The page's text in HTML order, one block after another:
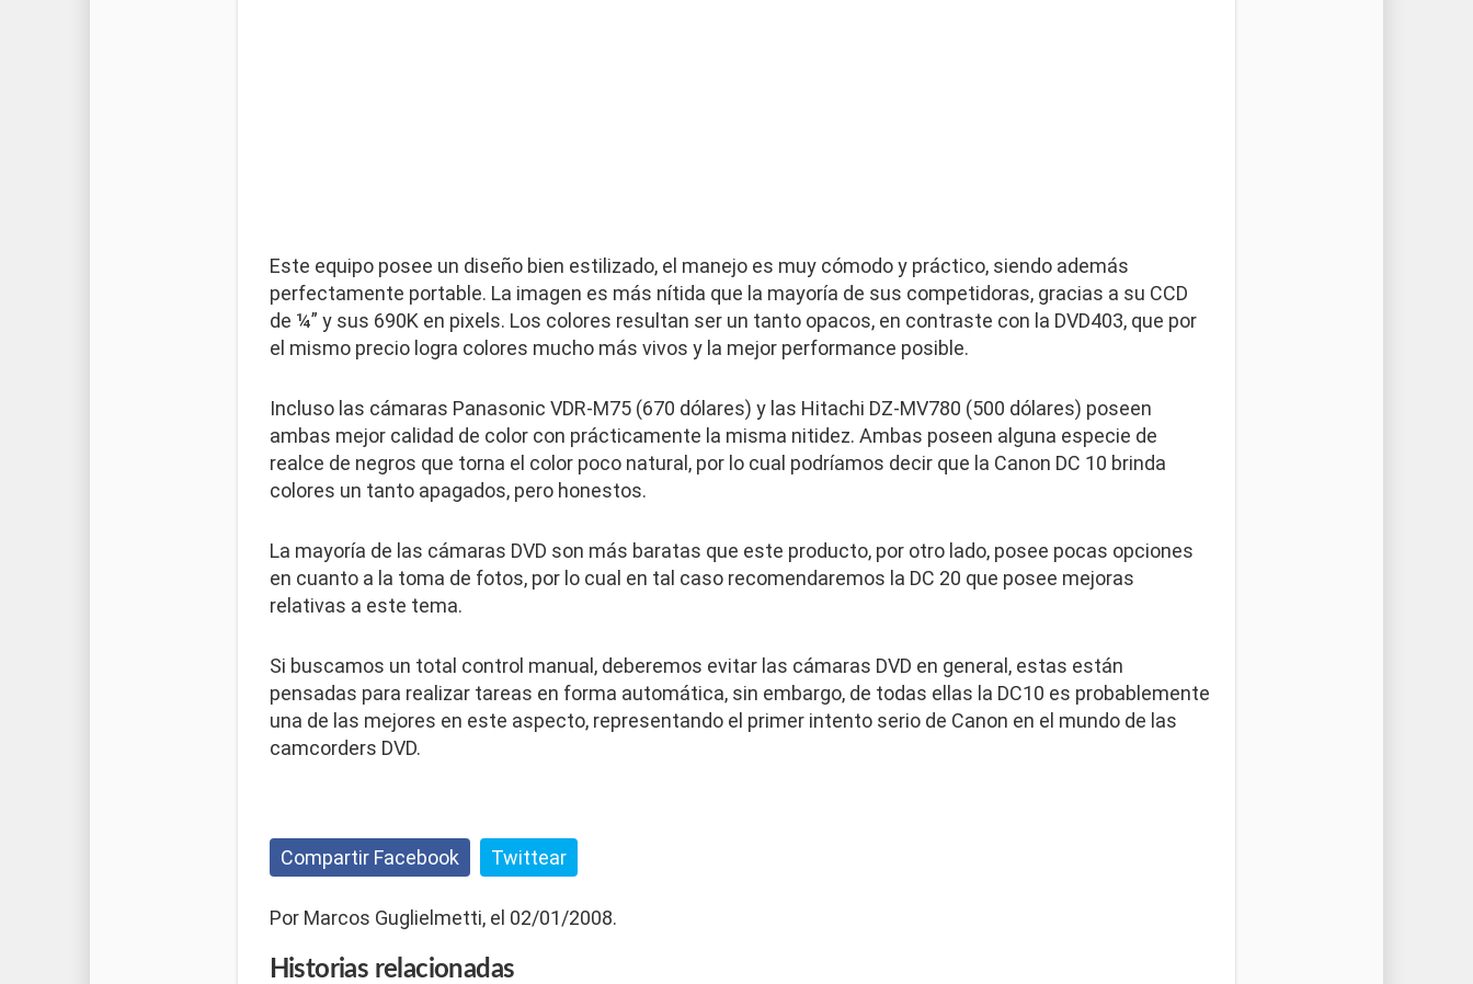
Este equipo posee un diseño bien estilizado, el manejo es muy cómodo y práctico, siendo además
perfectamente portable. La imagen es más nítida que la mayoría de sus competidoras, gracias a su CCD
de ¼” y sus 690K en pixels. Los colores resultan ser un tanto opacos, en contraste con la DVD403, que por
el mismo precio logra colores mucho más vivos y la mejor performance posible.
Incluso las cámaras Panasonic VDR-M75 (670 dólares) y las Hitachi DZ-MV780 (500 dólares) poseen
ambas mejor calidad de color con prácticamente la misma nitidez. Ambas poseen alguna especie de
realce de negros que torna el color poco natural, por lo cual podríamos decir que la Canon DC 10 brinda
colores un tanto apagados, pero honestos.
La mayoría de las cámaras DVD son más baratas que este producto, por otro lado, posee pocas opciones
en cuanto a la toma de fotos, por lo cual en tal caso recomendaremos la DC 20 que posee mejoras
relativas a este tema.
Si buscamos un total control manual, deberemos evitar las cámaras DVD en general, estas están
pensadas para realizar tareas en forma automática, sin embargo, de todas ellas la DC10 es probablemente
una de las mejores en este aspecto, representando el primer intento serio de Canon en el mundo de las
camcorders DVD.
Compartir Facebook Twittear
Por Marcos Guglielmetti, el 02/01/2008.
Historias relacionadas